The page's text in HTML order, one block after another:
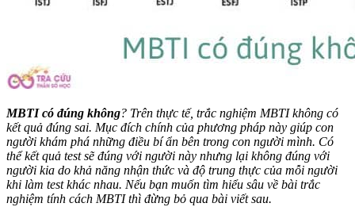
MBTI có đúng không? Trên thực tế, trắc nghiệm MBTI không có
kết quả đúng sai. Mục đích chính của phương pháp này giúp con
người khám phá những điều bí ẩn bên trong con người mình. Có
thể kết quả test sẽ đúng với người này nhưng lại không đúng với
người kia do khả năng nhận thức và độ trung thực của mỗi người
khi làm test khác nhau. Nếu bạn muốn tìm hiểu sâu về bài trắc
nghiệm tính cách MBTI thì đừng bỏ qua bài viết sau.